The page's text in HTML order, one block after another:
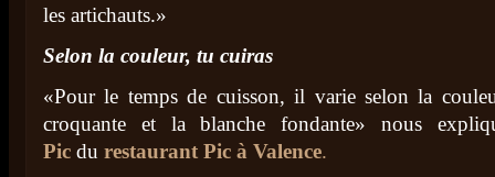
les artichauts.»
Selon la couleur, tu cuiras
«Pour le temps de cuisson, il varie selon la
croquante et la blanche fondante» nous
Pic du restaurant Pic à Valence.